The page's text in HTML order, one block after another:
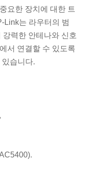
요한 장치에 대한 트
Link는 라우터의 범
력한 안테나와 신호
서 연결할 수 있도록
습니다.